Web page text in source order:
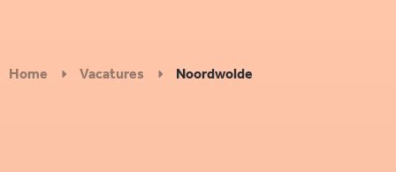
Home Vacatures Noordwolde